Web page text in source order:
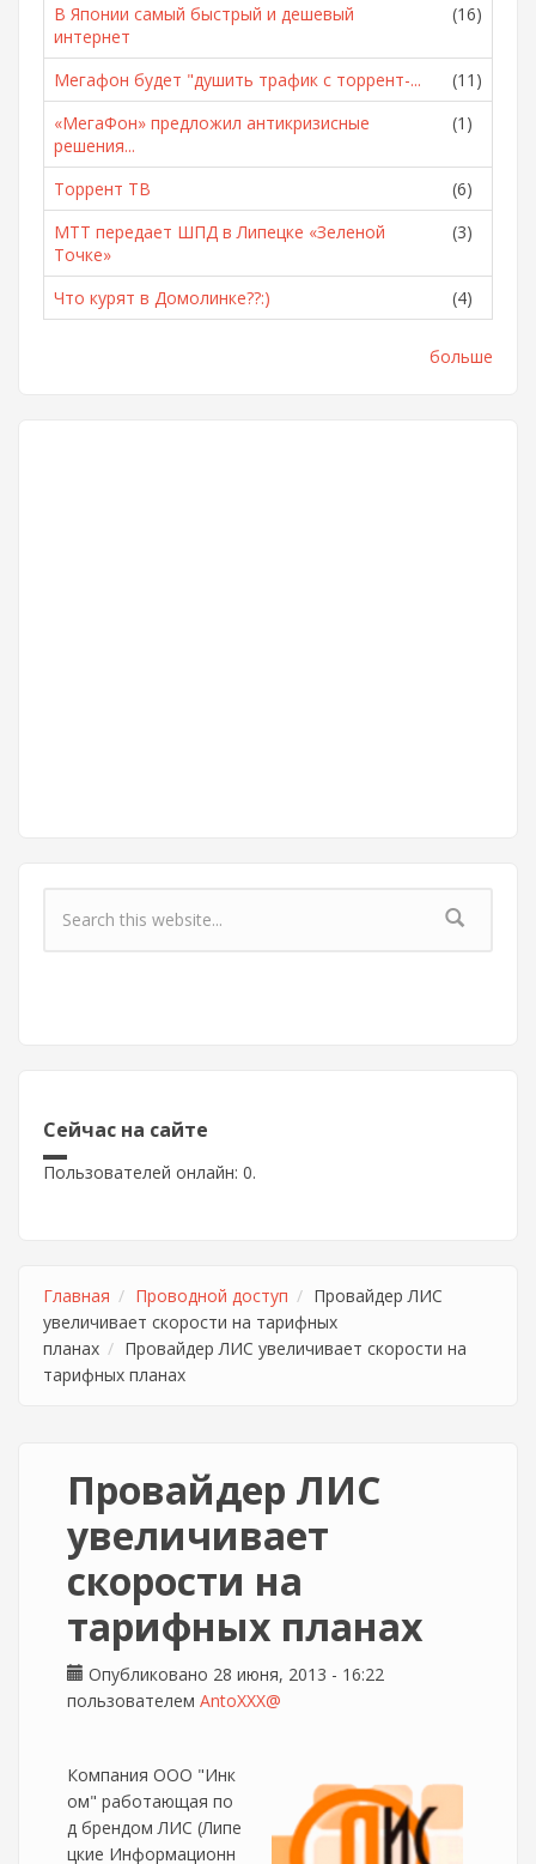
В Японии самый быстрый и дешевый
интернет
(16)
Мегафон будет "душить трафик с торрент-...
(11)
«МегаФон» предложил антикризисные
решения...
(1)
Торрент ТВ
(6)
МТТ передает ШПД в Липецке «Зеленой
Точке»
(3)
Что курят в Домолинке??:) (4)
больше
Форма поиска
Сейчас на сайте
Пользователей онлайн: 0.
Главная Проводной доступ
Провайдер ЛИС
увеличивает скорости на тарифных
планах
Провайдер ЛИС увеличивает скорости на
тарифных планах
Провайдер ЛИС
увеличивает
скорости на
тарифных планах
Опубликовано 28 июня, 2013 - 16:22
пользователем AntoXXX@
Компания ООО "Инк
ом" работающая по
д брендом ЛИС (Липе
цкие Информационн